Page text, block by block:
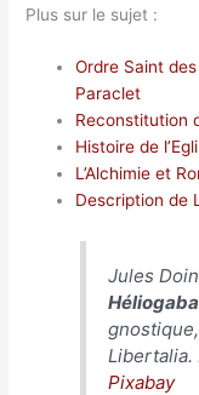
Plus sur le sujet :
Ordre Saint
Paraclet
Reconstitution
Histoire de
L’Alchimie et
Description de
Jules
Libertalia.
Pixabay